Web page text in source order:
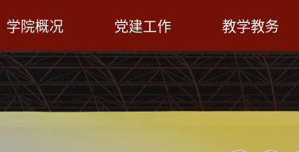
学院概况 党建工作 教学教务